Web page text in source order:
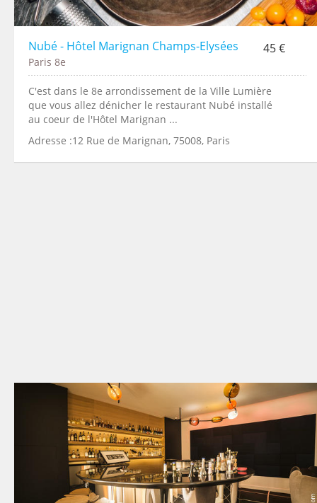
Nubé - Hôtel Marignan Champs-Elysées 45 €
Paris 8e
C'est dans le 8e arrondissement de la Ville Lumière
que vous allez dénicher le restaurant Nubé installé
au coeur de l'Hôtel Marignan ...
Adresse :12 Rue de Marignan, 75008, Paris